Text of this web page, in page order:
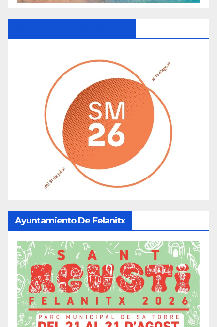
Ayuntamiento De Felanitx